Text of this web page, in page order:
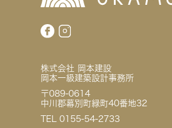
株式会社 岡本建設
岡本一級建築設計事務所
〒089-0614
中川郡幕別町緑町40番地32
TEL 0155-54-2733